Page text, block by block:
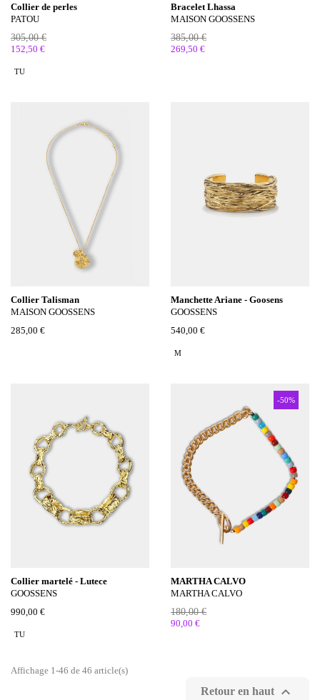
Collier de perles
PATOU
305,00 €
152,50 €
TU
Bracelet Lhassa
MAISON GOOSSENS
385,00 €
269,50 €
Collier Talisman
MAISON GOOSSENS
285,00 €
Manchette Ariane - Goosens
GOOSSENS
540,00 €
M
Collier martelé - Lutece
GOOSSENS
990,00 €
TU
-50%
MARTHA CALVO
MARTHA CALVO
180,00 €
90,00 €
Affichage 1-46 de 46 article(s)
Retour en haut 